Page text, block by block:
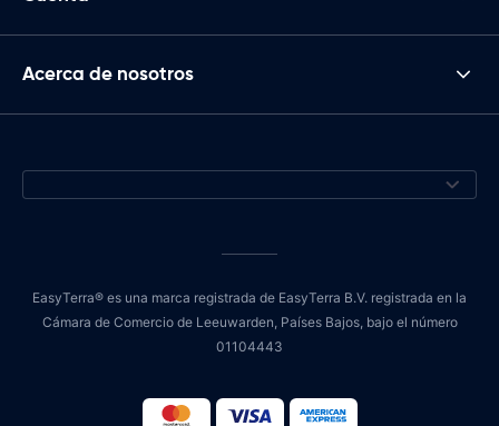
Acerca de nosotros
EasyTerra® es una marca registrada de EasyTerra B.V. registrada en la
Cámara de Comercio de Leeuwarden, Países Bajos, bajo el número
01104443